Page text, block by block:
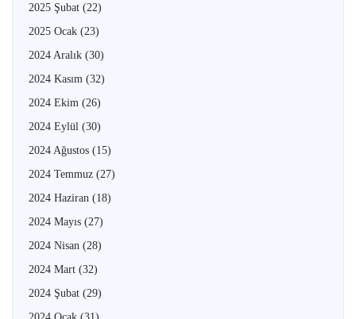
2025 Şubat (22)
2025 Ocak (23)
2024 Aralık (30)
2024 Kasım (32)
2024 Ekim (26)
2024 Eylül (30)
2024 Ağustos (15)
2024 Temmuz (27)
2024 Haziran (18)
2024 Mayıs (27)
2024 Nisan (28)
2024 Mart (32)
2024 Şubat (29)